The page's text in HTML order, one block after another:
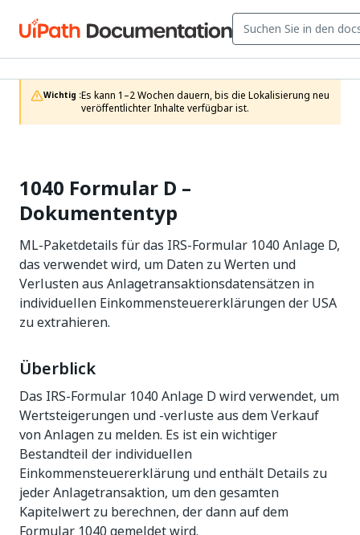
Wichtig :Es kann 1–2 Wochen dauern, bis die Lokalisierung neu
veröffentlichter Inhalte verfügbar ist.
1040 Formular D –
Dokumententyp
ML-Paketdetails für das IRS-Formular 1040 Anlage D,
das verwendet wird, um Daten zu Werten und
Verlusten aus Anlagetransaktionsdatensätzen in
individuellen Einkommensteuererklärungen der USA
zu extrahieren.
Überblick
Das IRS-Formular 1040 Anlage D wird verwendet, um
Wertsteigerungen und -verluste aus dem Verkauf
von Anlagen zu melden. Es ist ein wichtiger
Bestandteil der individuellen
Einkommensteuererklärung und enthält Details zu
jeder Anlagetransaktion, um den gesamten
Kapitelwert zu berechnen, der dann auf dem
Formular 1040 gemeldet wird.